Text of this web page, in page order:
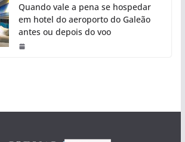
Quando vale a pena se hospedar
em hotel do aeroporto do Galeão
antes ou depois do voo